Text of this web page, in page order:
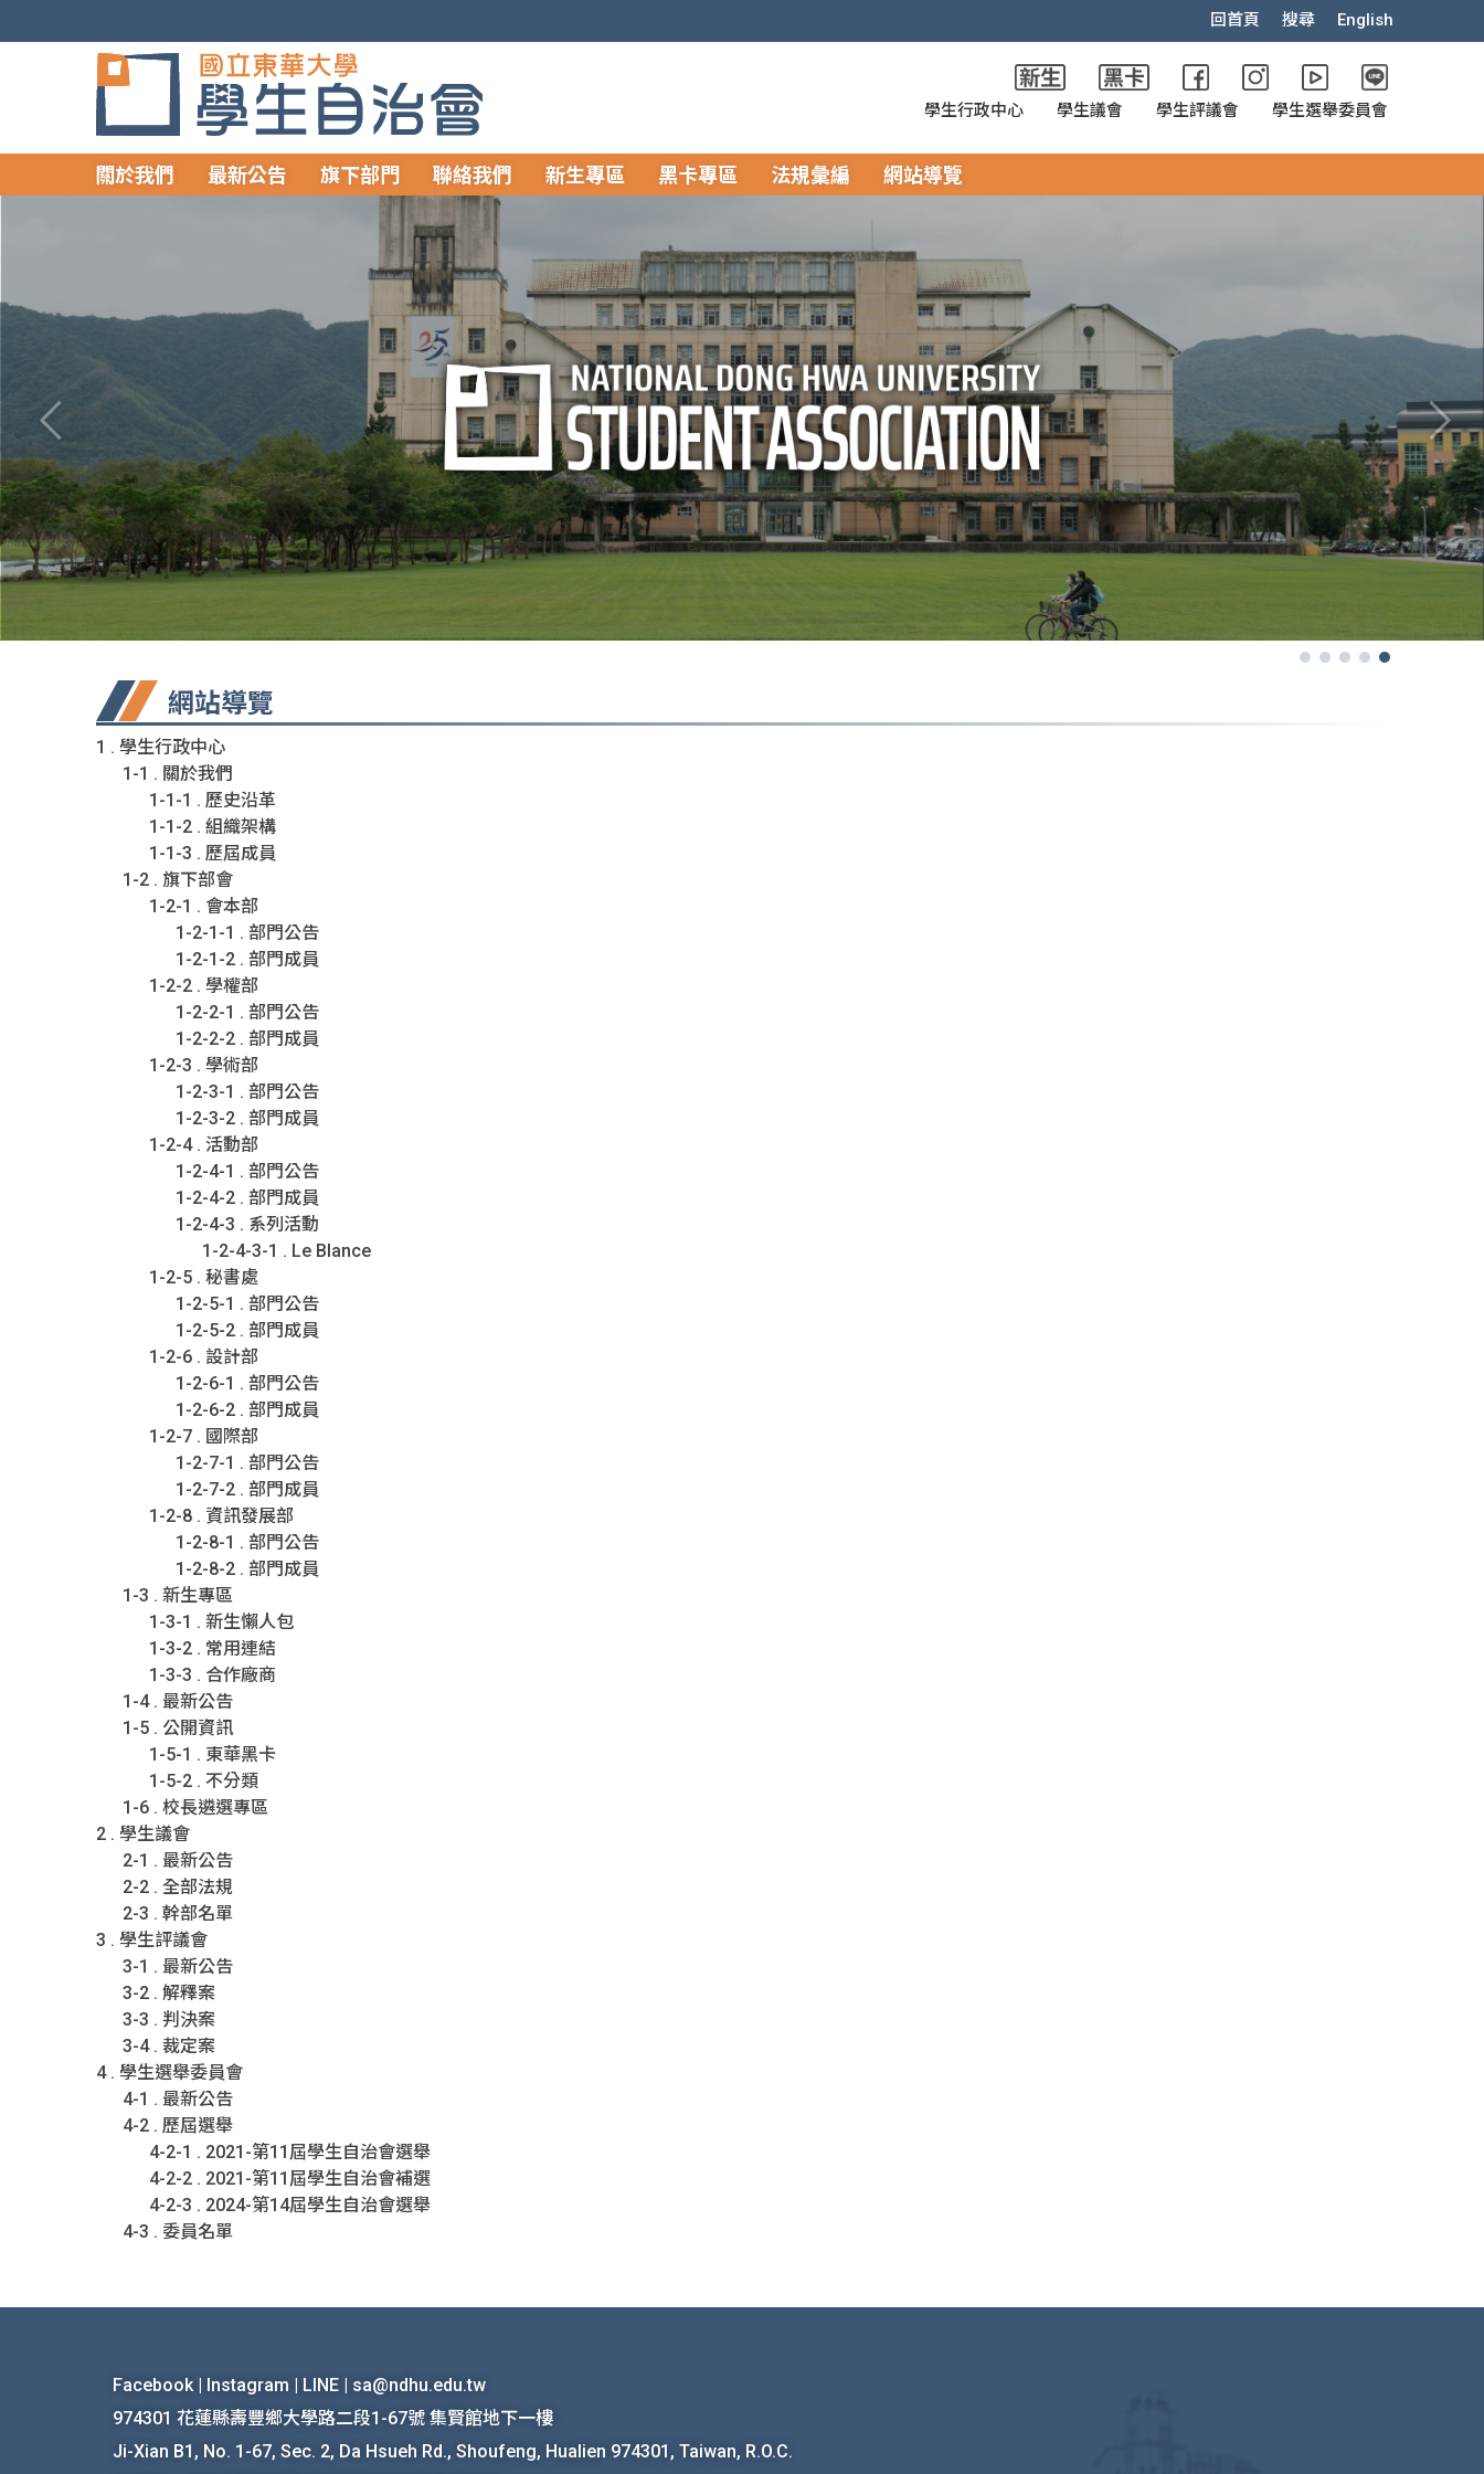
到
容
回首頁 搜尋 English
學生行政中心 學生議會 學生評議會 學生選舉委員會
關於我們 最新公告 旗下部門 聯絡我們 新生專區 黑卡專區 法規彙編 網站導覽
網站導覽
1 . 學生行政中心
1-1 . 關於我們
1-1-1 . 歷史沿革
1-1-2 . 組織架構
1-1-3 . 歷屆成員
1-2 . 旗下部會
1-2-1 . 會本部
1-2-1-1 . 部門公告
1-2-1-2 . 部門成員
1-2-2 . 學權部
1-2-2-1 . 部門公告
1-2-2-2 . 部門成員
1-2-3 . 學術部
1-2-3-1 . 部門公告
1-2-3-2 . 部門成員
1-2-4 . 活動部
1-2-4-1 . 部門公告
1-2-4-2 . 部門成員
1-2-4-3 . 系列活動
1-2-4-3-1 . Le Blance
1-2-5 . 秘書處
1-2-5-1 . 部門公告
1-2-5-2 . 部門成員
1-2-6 . 設計部
1-2-6-1 . 部門公告
1-2-6-2 . 部門成員
1-2-7 . 國際部
1-2-7-1 . 部門公告
1-2-7-2 . 部門成員
1-2-8 . 資訊發展部
1-2-8-1 . 部門公告
1-2-8-2 . 部門成員
1-3 . 新生專區
1-3-1 . 新生懶人包
1-3-2 . 常用連結
1-3-3 . 合作廠商
1-4 . 最新公告
1-5 . 公開資訊
1-5-1 . 東華黑卡
1-5-2 . 不分類
1-6 . 校長遴選專區
2 . 學生議會
2-1 . 最新公告
2-2 . 全部法規
2-3 . 幹部名單
3 . 學生評議會
3-1 . 最新公告
3-2 . 解釋案
3-3 . 判決案
3-4 . 裁定案
4 . 學生選舉委員會
4-1 . 最新公告
4-2 . 歷屆選舉
4-2-1 . 2021-第11屆學生自治會選舉
4-2-2 . 2021-第11屆學生自治會補選
4-2-3 . 2024-第14屆學生自治會選舉
4-3 . 委員名單
Facebook | Instagram | LINE | sa@ndhu.edu.tw
974301 花蓮縣壽豐鄉大學路二段1-67號 集賢館地下一樓
Ji-Xian B1, No. 1-67, Sec. 2, Da Hsueh Rd., Shoufeng, Hualien 974301, Taiwan, R.O.C.